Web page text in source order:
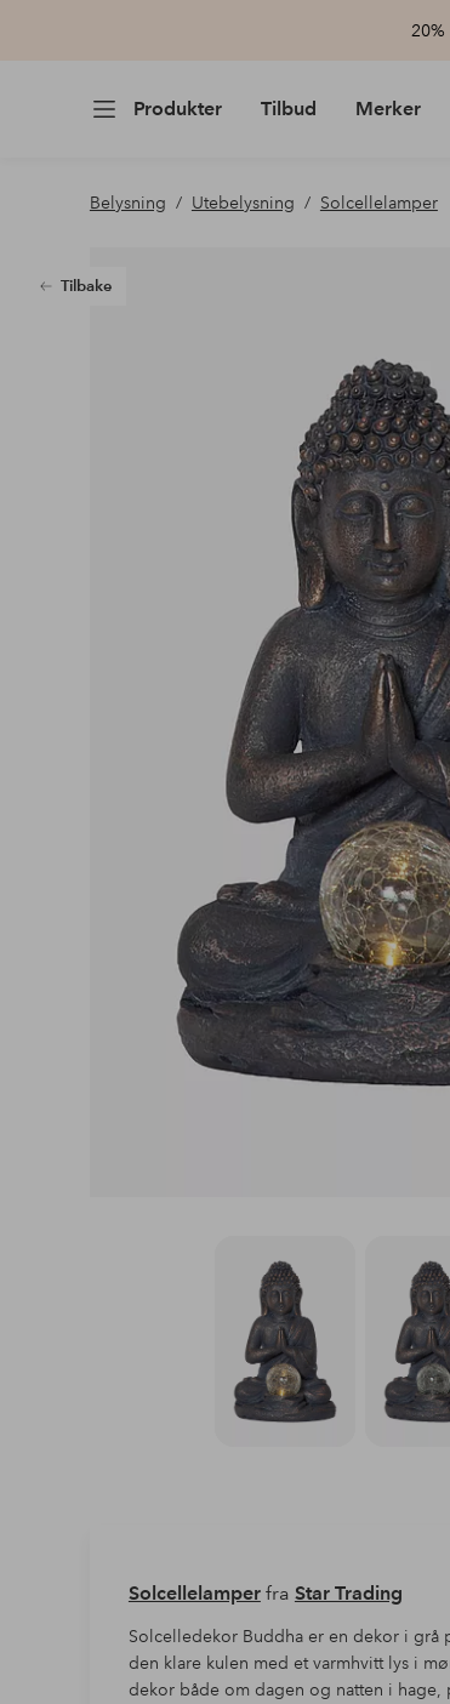
Produkter Tilbud Merker
Belysning Utebelysning Solcellelamper
Tilbake
Solcellelamperfra Star Trading
Solcelledekor Buddha er en dekor i
den klare kulen med et varmhvitt lys i
dekor både om dagen og natten i hage,